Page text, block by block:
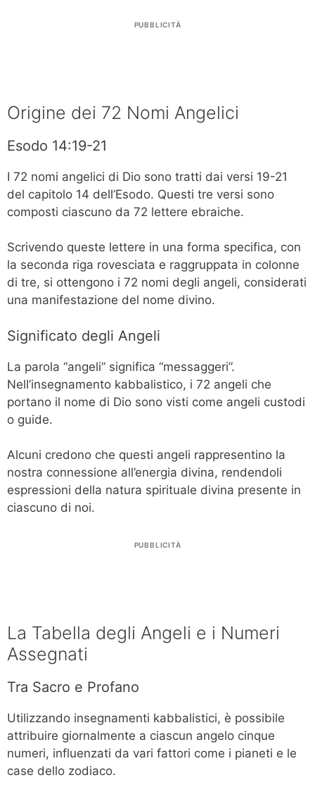
PUBBLICITÀ
Origine dei 72 Nomi Angelici
Esodo 14:19-21
I 72 nomi angelici di Dio sono tratti dai versi 19-21
del capitolo 14 dell’Esodo. Questi tre versi sono
composti ciascuno da 72 lettere ebraiche.
Scrivendo queste lettere in una forma specifica, con
la seconda riga rovesciata e raggruppata in colonne
di tre, si ottengono i 72 nomi degli angeli, considerati
una manifestazione del nome divino.
Significato degli Angeli
La parola “angeli” significa “messaggeri”.
Nell’insegnamento kabbalistico, i 72 angeli che
portano il nome di Dio sono visti come angeli custodi
o guide.
Alcuni credono che questi angeli rappresentino la
nostra connessione all’energia divina, rendendoli
espressioni della natura spirituale divina presente in
ciascuno di noi.
PUBBLICITÀ
La Tabella degli Angeli e i Numeri
Assegnati
Tra Sacro e Profano
Utilizzando insegnamenti kabbalistici, è possibile
attribuire giornalmente a ciascun angelo cinque
numeri, influenzati da vari fattori come i pianeti e le
case dello zodiaco.